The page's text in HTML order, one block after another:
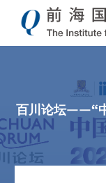
百川论坛——“